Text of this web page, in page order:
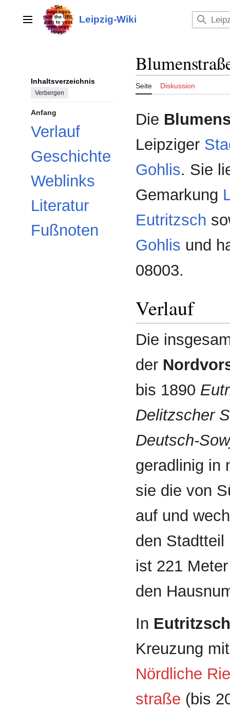
Inhalt
HauptmenüLeipzig-Wiki
Inhaltsverzeichnis
Verbergen
Anfang
Verlauf
Geschichte
Weblinks
Literatur
Fußnoten
Seite Diskussion
Die
Leipziger
Gohlis. Sie
Gemarkung
Eutritzsch
Gohlis und
08003.
Verlauf
Die
der
bis 1890
Delitzscher
Deutsch-
gerad­linig in
sie die von
auf und
den
ist 221
den
In Eutritzsch
Kreuzung
Nördliche
straße (bis